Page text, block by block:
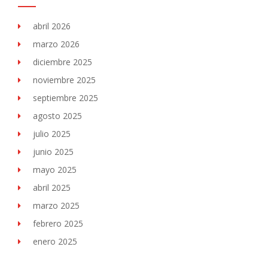
abril 2026
marzo 2026
diciembre 2025
noviembre 2025
septiembre 2025
agosto 2025
julio 2025
junio 2025
mayo 2025
abril 2025
marzo 2025
febrero 2025
enero 2025